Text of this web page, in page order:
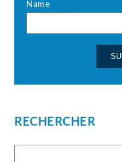
Name
RECHERCHER